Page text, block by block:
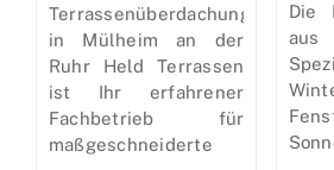
Terrassenüberdachungen
in Mülheim an der
Ruhr Held Terrassen
ist Ihr erfahrener
Fachbetrieb für
maßgeschneiderte
Die
aus